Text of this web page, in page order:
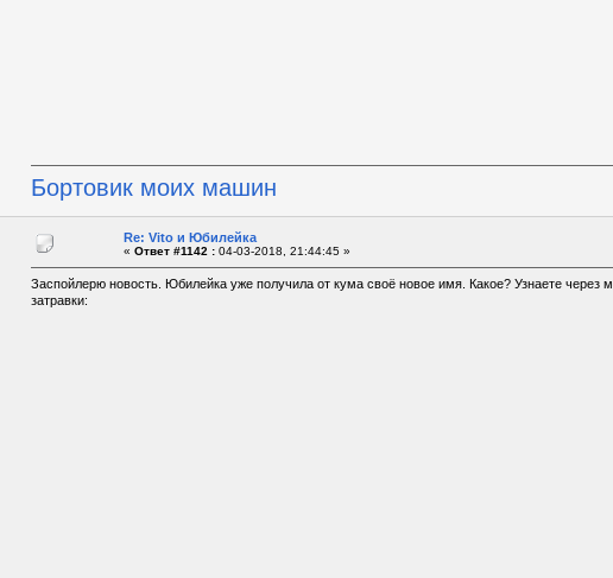
Бортовик моих машин
Re: Vito и Юбилейка
« Ответ #1142 :04-03-2018, 21:44:45 »
Заспойлерю новость. Юбилейка уже получила от кума своё новое имя. Какое? Узнаете через
затравки: